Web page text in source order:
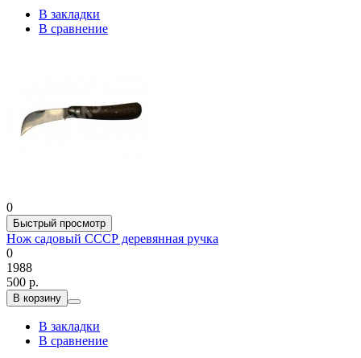
В закладки
В сравнение
0
Быстрый просмотр
Нож садовый СССР деревянная ручка
0
1988
500 р.
В корзину
В закладки
В сравнение